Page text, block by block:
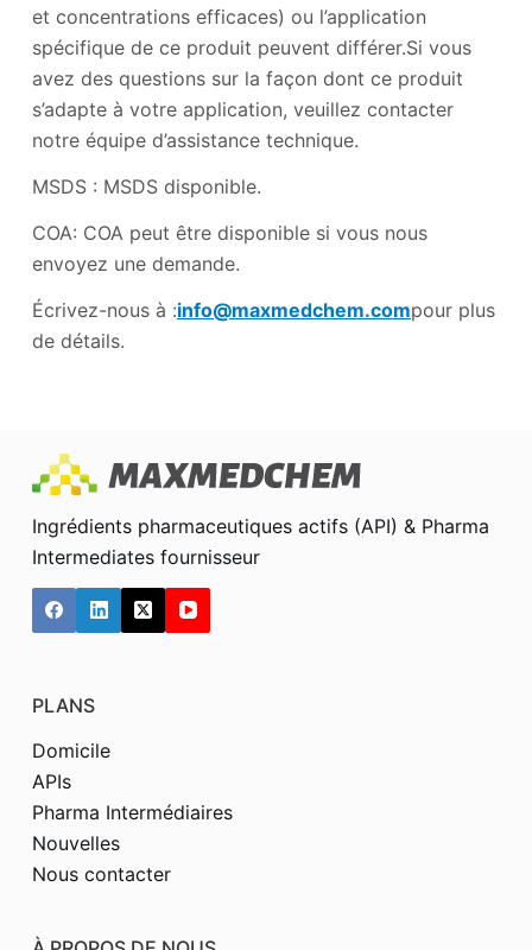
et concentrations efficaces) ou l’application
spécifique de ce produit peuvent différer.Si vous
avez des questions sur la façon dont ce produit
s’adapte à votre application, veuillez contacter
notre équipe d’assistance technique.
MSDS : MSDS disponible.
COA: COA peut être disponible si vous nous
envoyez une demande.
Écrivez-nous à :info@maxmedchem.compour plus
de détails.
Ingrédients pharmaceutiques actifs (API) & Pharma
Intermediates fournisseur
PLANS
Domicile
APIs
Pharma Intermédiaires
Nouvelles
Nous contacter